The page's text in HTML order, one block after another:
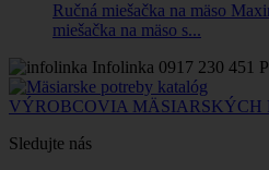
Ručná miešačka na mäso
miešačka na mäso s...
Infolinka 0917 230 451
VÝROBCOVIA MÄSIARSKÝCH
Sledujte nás